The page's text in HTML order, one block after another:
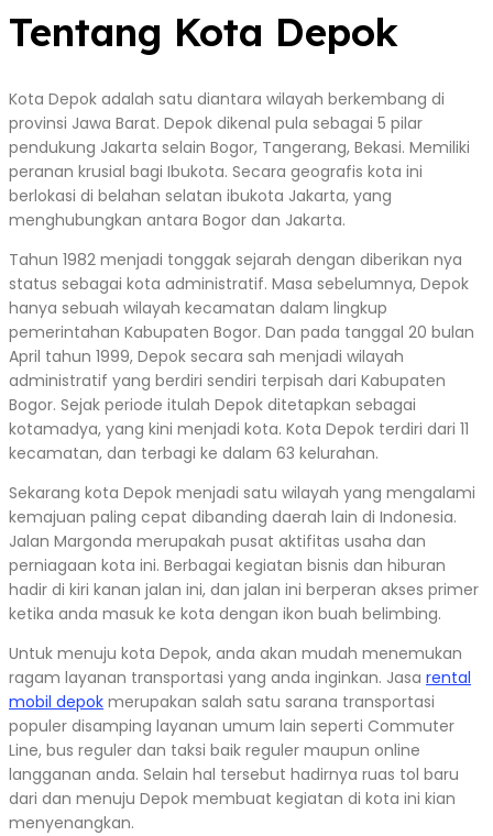
Tentang Kota Depok
Kota Depok adalah satu diantara wilayah berkembang di
provinsi Jawa Barat. Depok dikenal pula sebagai 5 pilar
pendukung Jakarta selain Bogor, Tangerang, Bekasi. Memiliki
peranan krusial bagi Ibukota. Secara geografis kota ini
berlokasi di belahan selatan ibukota Jakarta, yang
menghubungkan antara Bogor dan Jakarta.
Tahun 1982 menjadi tonggak sejarah dengan diberikan nya
status sebagai kota administratif. Masa sebelumnya, Depok
hanya sebuah wilayah kecamatan dalam lingkup
pemerintahan Kabupaten Bogor. Dan pada tanggal 20 bulan
April tahun 1999, Depok secara sah menjadi wilayah
administratif yang berdiri sendiri terpisah dari Kabupaten
Bogor. Sejak periode itulah Depok ditetapkan sebagai
kotamadya, yang kini menjadi kota. Kota Depok terdiri dari 11
kecamatan, dan terbagi ke dalam 63 kelurahan.
Sekarang kota Depok menjadi satu wilayah yang mengalami
kemajuan paling cepat dibanding daerah lain di Indonesia.
Jalan Margonda merupakah pusat aktifitas usaha dan
perniagaan kota ini. Berbagai kegiatan bisnis dan hiburan
hadir di kiri kanan jalan ini, dan jalan ini berperan akses primer
ketika anda masuk ke kota dengan ikon buah belimbing.
Untuk menuju kota Depok, anda akan mudah menemukan
ragam layanan transportasi yang anda inginkan. Jasa rental
mobil depok merupakan salah satu sarana transportasi
populer disamping layanan umum lain seperti Commuter
Line, bus reguler dan taksi baik reguler maupun online
langganan anda. Selain hal tersebut hadirnya ruas tol baru
dari dan menuju Depok membuat kegiatan di kota ini kian
menyenangkan.